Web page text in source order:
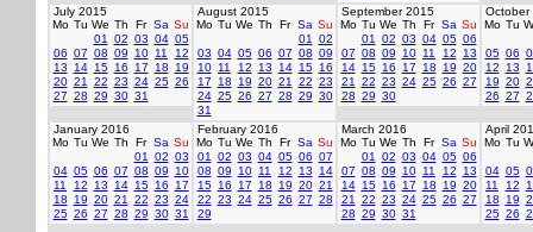
July 2015
Mo Tu We Th Fr Sa Su
01
02 03 04 05
06 07 08 09 10 11
12
13
14 15 16 17 18
19
20 21 22 23 24 25 26
27 28 29 30 31
August 2015
Mo Tu We Th Fr Sa Su
01
02
03 04 05 06 07 08 09
10 11 12 13 14 15 16
17
18 19 20 21 22 23
24 25 26 27 28 29 30
31
September 2015
Mo Tu We Th Fr Sa Su
01
02 03 04 05 06
07 08 09 10 11 12
13
14 15 16 17 18 19 20
21
22 23 24 25 26 27
28 29 30
October
Mo Tu
05 06
12
13
19 20
26 27
January 2016
Mo Tu We Th Fr Sa Su
01
02 03
04 05 06 07 08 09
10
11
12 13 14 15 16
17
18
19 20 21 22 23 24
25 26 27 28 29 30 31
February 2016
Mo Tu We Th Fr Sa Su
01
02 03 04 05 06 07
08 09 10 11 12 13
14
15 16 17 18 19 20 21
22 23 24 25 26 27 28
29
March 2016
Mo Tu We Th Fr Sa Su
01
02 03 04 05 06
07 08 09 10 11 12
13
14 15 16 17 18 19 20
21
22 23 24 25 26 27
28 29 30 31
April
Mo Tu
04 05
11
12
18
19
25 26